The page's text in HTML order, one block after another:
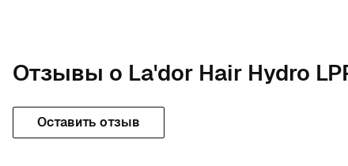
Отзывы о La'dor Hair Hydro
Оставить отзыв